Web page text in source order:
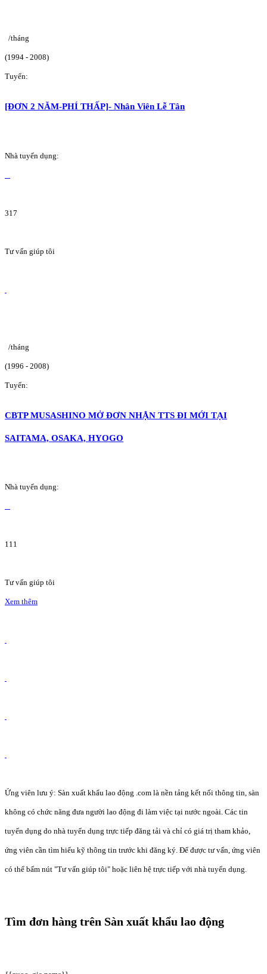
/tháng
(1994 - 2008)
Tuyển:
[ĐƠN 2 NĂM-PHÍ THẤP]- Nhân Viên Lễ Tân
Nhà tuyển dụng:
317
Tư vấn giúp tôi
/tháng
(1996 - 2008)
Tuyển:
CBTP MUSASHINO MỞ ĐƠN NHẬN TTS ĐI MỚI TẠI
SAITAMA, OSAKA, HYOGO
Nhà tuyển dụng:
111
Tư vấn giúp tôi
Xem thêm
Ứng viên lưu ý: Sàn xuất khẩu lao động .com là nền tảng kết nối thông tin, sàn
không có chức năng đưa người lao động đi làm việc tại nước ngoài. Các tin
tuyển dụng do nhà tuyển dụng trực tiếp đăng tải và chỉ có giá trị tham khảo,
ứng viên cần tìm hiểu kỹ thông tin trước khi đăng ký. Để được tư vấn, ứng viên
có thể bấm nút "Tư vấn giúp tôi" hoặc liên hệ trực tiếp với nhà tuyển dụng.
Tìm đơn hàng trên Sàn xuất khẩu lao động